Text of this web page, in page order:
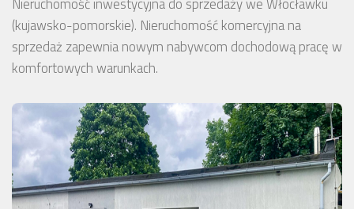
(kujawsko-pomorskie). Nieruchomość komercyjna na
sprzedaż zapewnia nowym nabywcom dochodową pracę w
komfortowych warunkach.